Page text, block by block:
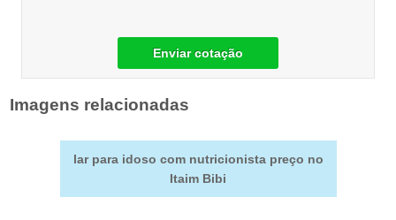
Enviar cotação
Imagens relacionadas
lar para idoso com nutricionista preço no
Itaim Bibi